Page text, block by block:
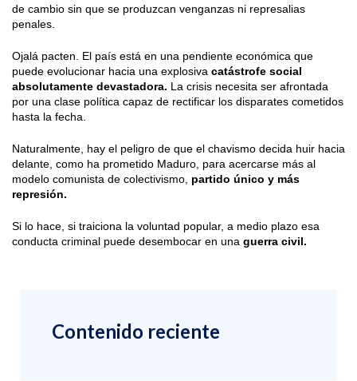
de cambio sin que se produzcan venganzas ni represalias
penales.
Ojalá pacten. El país está en una pendiente económica que
puede evolucionar hacia una explosiva catástrofe social
absolutamente devastadora. La crisis necesita ser afrontada
por una clase política capaz de rectificar los disparates cometidos
hasta la fecha.
Naturalmente, hay el peligro de que el chavismo decida huir hacia
delante, como ha prometido Maduro, para acercarse más al
modelo comunista de colectivismo, partido único y más
represión.
Si lo hace, si traiciona la voluntad popular, a medio plazo esa
conducta criminal puede desembocar en una guerra civil.
Contenido reciente